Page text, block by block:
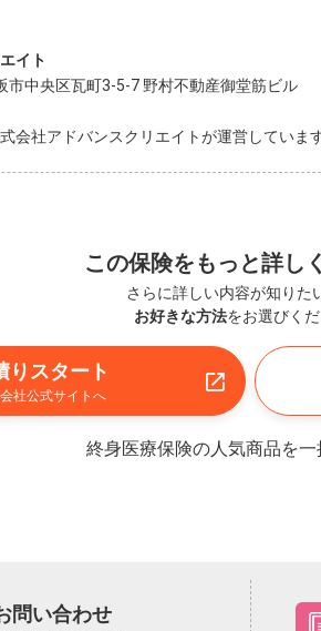
イト
中央区瓦町3-5-7 野村不動産御堂筋ビル
会社アドバンスクリエイトが運営しています
この保険をもっと詳し
さらに詳しい内容が知りた
お好きな方法をお選びくだ
りスタート
社公式サイトへ
終身医療保険の人気商品を一
問い合わせ